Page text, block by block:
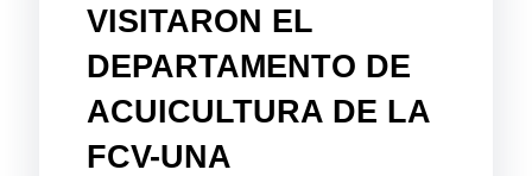
VISITARON EL
DEPARTAMENTO DE
ACUICULTURA DE LA
FCV-UNA